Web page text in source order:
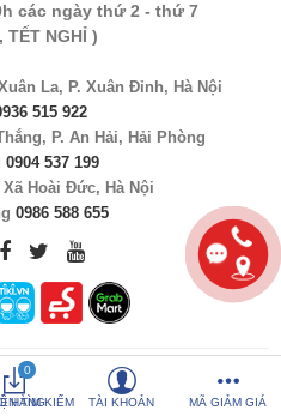
TÌM KIẾM
0
HÀNG TÀI KHOẢN MÃ GIẢM GIÁ
các ngày thứ 2 - thứ 7
TẾT NGHỈ )
La, P. Xuân Đỉnh, Hà Nội
515 922
P. An Hải, Hải Phòng
0904 537 199
Hoài Đức, Hà Nội
0986 588 655